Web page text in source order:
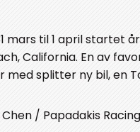
mars til 1 april startet
California. En av
med splitter ny bil, en
/ Papadakis Racing